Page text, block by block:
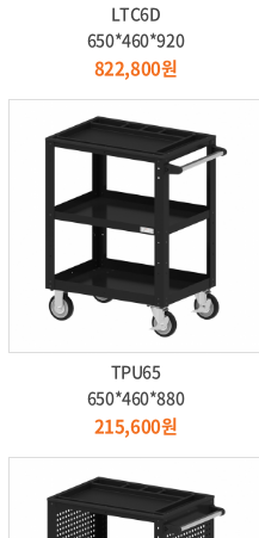
LTC6D
650*460*920
822,800원
TPU65
650*460*880
215,600원